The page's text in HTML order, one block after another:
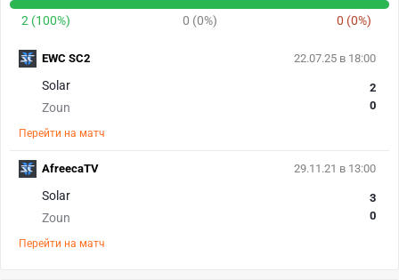
2 (100%) 0 (0%) 0 (0%)
22.07.25 в 18:00
Solar
Zoun
2
0
Перейти на матч
EWC SC2
29.11.21 в 13:00
Solar
Zoun
3
0
Перейти на матч
AfreecaTV